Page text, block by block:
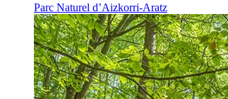
Parc Naturel d’Aizkorri-Aratz